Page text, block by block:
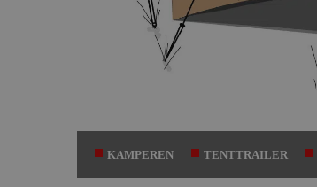
KAMPEREN TENTTRAILER